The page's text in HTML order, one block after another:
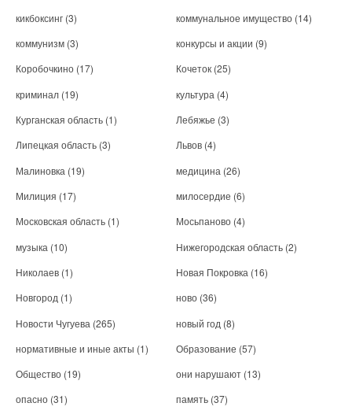
кикбоксинг (3) коммунальное имущество (14)
коммунизм (3) конкурсы и акции (9)
Коробочкино (17) Кочеток (25)
криминал (19) культура (4)
Курганская область (1) Лебяжье (3)
Липецкая область (3) Львов (4)
Малиновка (19) медицина (26)
Милиция (17) милосердие (6)
Московская область (1) Мосьпаново (4)
музыка (10) Нижегородская область (2)
Николаев (1) Новая Покровка (16)
Новгород (1) ново (36)
Новости Чугуева (265) новый год (8)
нормативные и иные акты (1) Образование (57)
Общество (19) они нарушают (13)
опасно (31) память (37)